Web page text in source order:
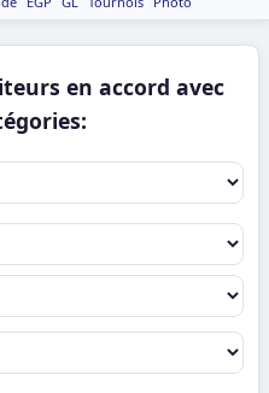
en accord avec